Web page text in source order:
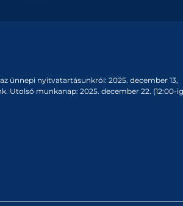
ünnepi nyitvatartásunkról: 2025. december 13,
Utolsó munkanap: 2025. december 22. (12:00-